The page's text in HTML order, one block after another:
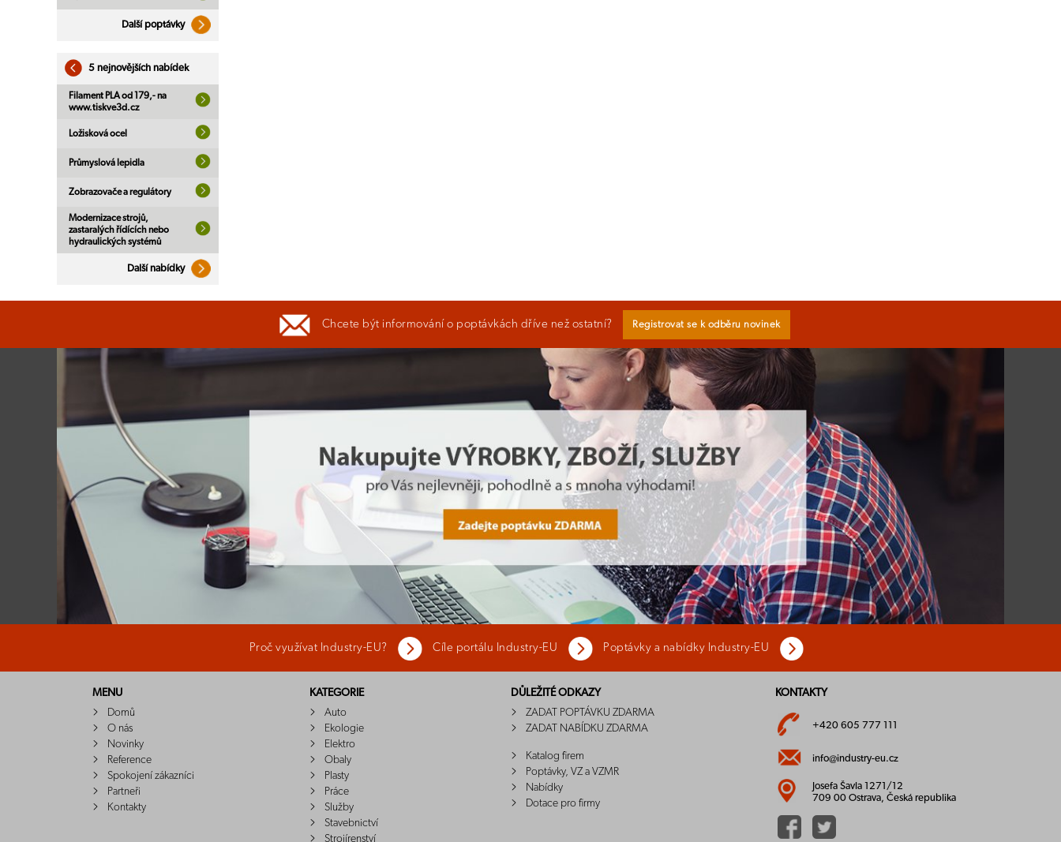
Další poptávky
5 nejnovějších nabídek
Filament PLA od 179,- na
www.tiskve3d.cz
Ložisková ocel
Průmyslová lepidla
Zobrazovače a regulátory
Modernizace strojů,
zastaralých řídících nebo
hydraulických systémů
Další nabídky
Chcete být informování o poptávkách dříve než ostatní? Registrovat se k odběru novinek
Proč využívat Industry-EU? Cíle portálu Industry-EU Poptávky a nabídky Industry-EU
MENU
Domů
O nás
Novinky
Reference
Spokojení zákazníci
Partneři
Kontakty
KATEGORIE
Auto
Ekologie
Elektro
Obaly
Plasty
Práce
Služby
Stavebnictví
Strojírenství
DŮLEŽITÉ ODKAZY
ZADAT POPTÁVKU ZDARMA
ZADAT NABÍDKU ZDARMA
Katalog firem
Poptávky, VZ a VZMR
Nabídky
Dotace pro firmy
KONTAKTY
+420 605 777 111
info@industry-eu.cz
Josefa Šavla 1271/12
709 00 Ostrava, Česká republika